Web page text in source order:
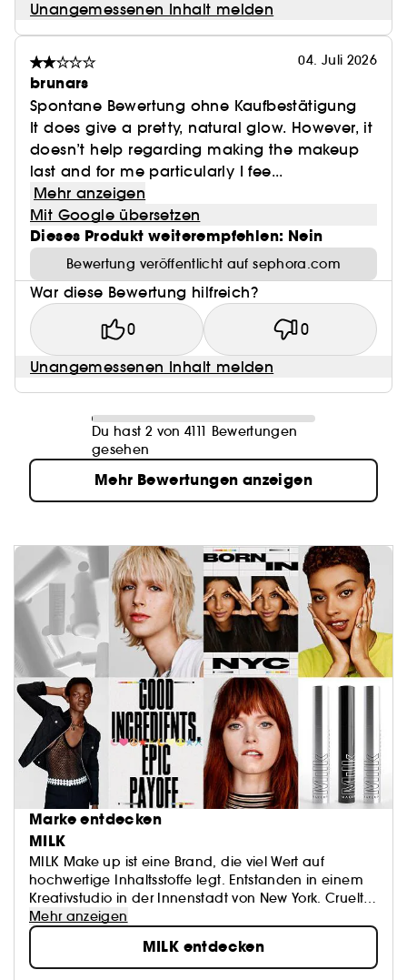
Unangemessenen Inhalt melden
04. Juli 2026
brunars
Spontane Bewertung ohne Kaufbestätigung
It does give a pretty, natural glow. However, it
doesn’t help regarding making the makeup
last and for me particularly I fee...
Mehr anzeigen
Mit Google übersetzen
Dieses Produkt weiterempfehlen: Nein
Bewertung veröffentlicht auf sephora.com
War diese Bewertung hilfreich?
0 0
Unangemessenen Inhalt melden
Du hast 2 von 4111 Bewertungen
gesehen
Mehr Bewertungen anzeigen
Marke entdecken
MILK
MILK Make up ist eine Brand, die viel Wert auf
hochwertige Inhaltsstoffe legt. Entstanden in einem
Kreativstudio in der Innenstadt von New York. Cruelty-
free, 100% vegan und frei von Parabenen. Bei MILK
Make up geht es nicht nur darum, wie du deinen
Look kreierst. Was zählt ist, wie du dich fühlst.
#LiveYourLook.
Mehr anzeigen
MILK entdecken